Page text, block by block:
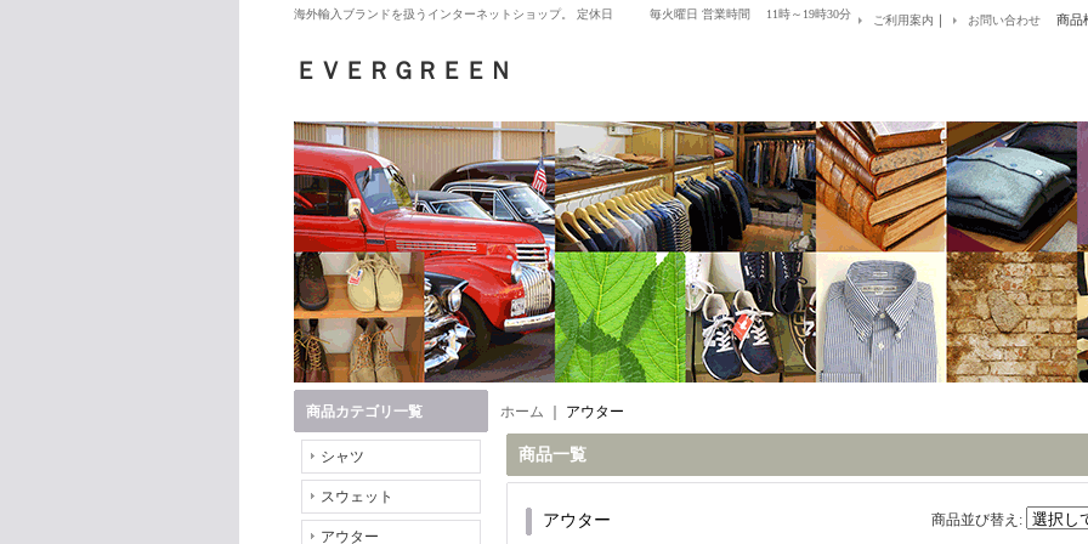
海外輸入ブランドを扱うインターネットショップ。 定休日 毎火曜日 営業時間 11時～19時30分
ＥＶＥＲＧＲＥＥＮ
ご利用案内 ｜ お問い合わせ 商品
商品カテゴリ一覧
シャツ
スウェット
アウター
ホーム アウター
商品一覧
アウター 商品並び替え :